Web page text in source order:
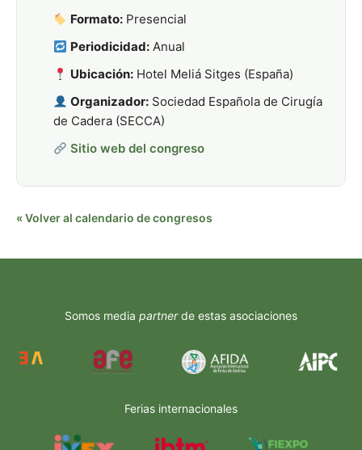
Formato: Presencial
Periodicidad: Anual
Ubicación: Hotel Meliá Sitges (España)
Organizador: Sociedad Española de Cirugía
de Cadera (SECCA)
Sitio web del congreso
« Volver al calendario de congresos
Somos media partnerde estas asociaciones
Ferias internacionales